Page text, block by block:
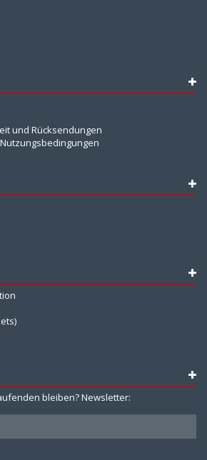
und Rücksendungen
bleiben? Newsletter: